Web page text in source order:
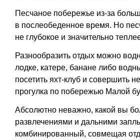
Песчаное побережье из-за
в послеобеденное время. Но
не глубокое и значительно
Разнообразить отдых можно
лодке, катере, банане либо
посетить яхт-клуб и совершить
прогулка по побережью Малой
Абсолютно неважно, какой вы
развлечениями и дальними
комбинированный, совмещая